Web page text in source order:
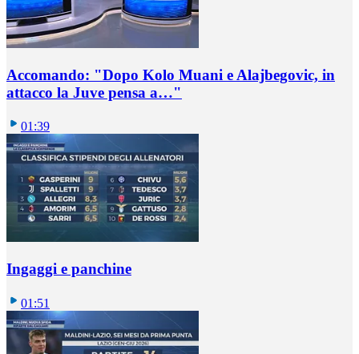
Accomando: "Dopo Kolo Muani e Alajbegovic, in
attacco la Juve pensa a…"
01:39
Ingaggi e panchine
01:51